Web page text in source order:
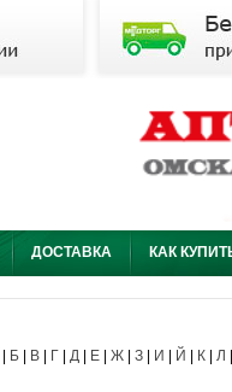
ДОСТАВКА КАК
Б В Г Д Е Ж З И Й К Л